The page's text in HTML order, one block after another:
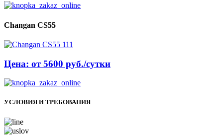
Changan CS55
Цена: от 5600 руб./сутки
УСЛОВИЯ И ТРЕБОВАНИЯ